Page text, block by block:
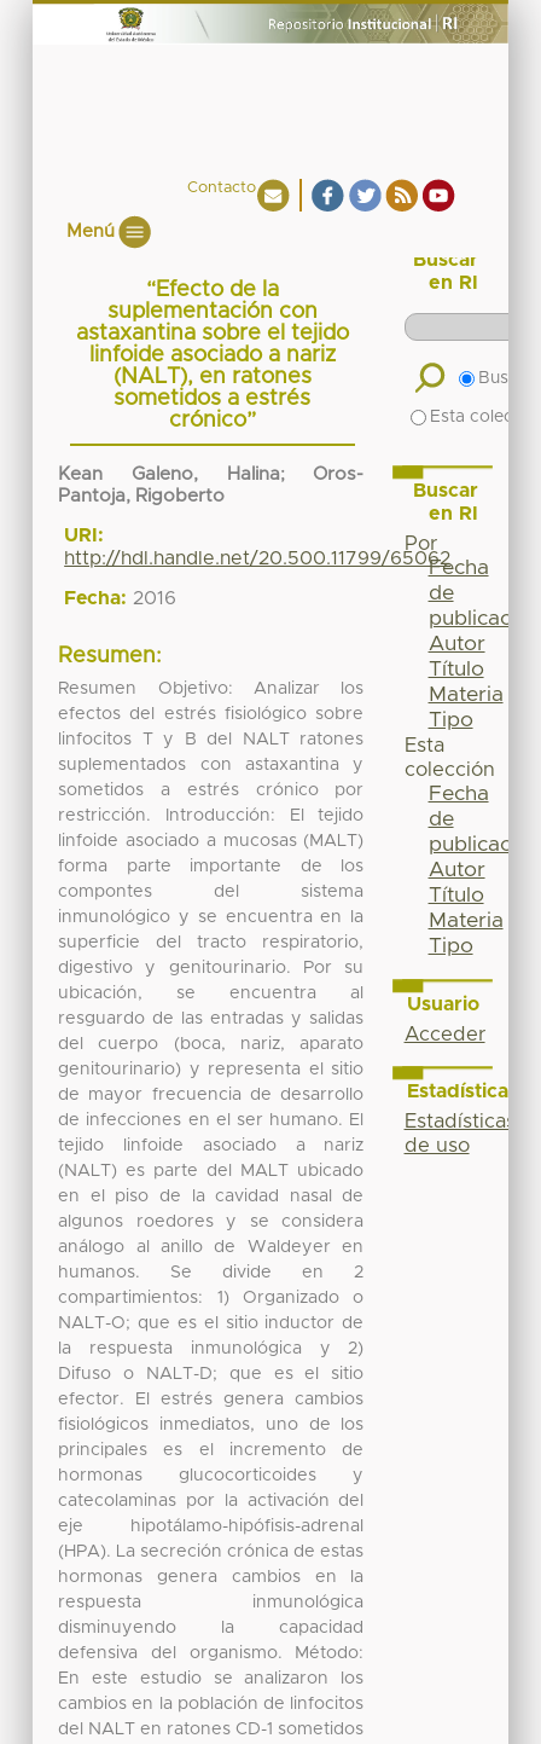
Contacto
Menú
“Efecto de la
suplementación con
astaxantina sobre el tejido
linfoide asociado a nariz
(NALT), en ratones
sometidos a estrés
crónico”
Kean Galeno, Halina; Oros-
Pantoja, Rigoberto
URI:
http://hdl.handle.net/20.500.11799/65062
Fecha: 2016
Resumen:
Resumen Objetivo: Analizar los
efectos del estrés fisiológico sobre
linfocitos T y B del NALT ratones
suplementados con astaxantina y
sometidos a estrés crónico por
restricción. Introducción: El tejido
linfoide asociado a mucosas (MALT)
forma parte importante de los
compontes del sistema
inmunológico y se encuentra en la
superficie del tracto respiratorio,
digestivo y genitourinario. Por su
ubicación, se encuentra al
resguardo de las entradas y salidas
del cuerpo (boca, nariz, aparato
genitourinario) y representa el sitio
de mayor frecuencia de desarrollo
de infecciones en el ser humano. El
tejido linfoide asociado a nariz
(NALT) es parte del MALT ubicado
en el piso de la cavidad nasal de
algunos roedores y se considera
análogo al anillo de Waldeyer en
humanos. Se divide en 2
compartimientos: 1) Organizado o
NALT-O; que es el sitio inductor de
la respuesta inmunológica y 2)
Difuso o NALT-D; que es el sitio
efector. El estrés genera cambios
fisiológicos inmediatos, uno de los
principales es el incremento de
hormonas glucocorticoides y
catecolaminas por la activación del
eje hipotálamo-hipófisis-adrenal
(HPA). La secreción crónica de estas
hormonas genera cambios en la
respuesta inmunológica
disminuyendo la capacidad
defensiva del organismo. Método:
En este estudio se analizaron los
cambios en la población de linfocitos
del NALT en ratones CD-1 sometidos
Buscar
en RI
Buscar
Esta
Buscar
en RI
Por
Fecha
de
publicación
Autor
Título
Materia
Tipo
Esta
colección
Fecha
de
publicación
Autor
Título
Materia
Tipo
Usuario
Acceder
Estadísticas
Estadísticas
de uso